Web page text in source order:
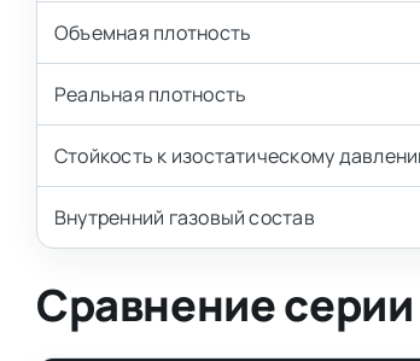
Объемная плотность
Реальная плотность
Стойкость к изостатическому
Внутренний газовый состав
Сравнение